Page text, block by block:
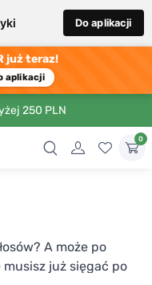
Do aplikacji
już teraz!
aplikacji
250 PLN
0
A może po
już sięgać po